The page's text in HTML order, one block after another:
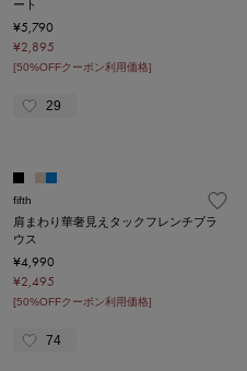
ート
¥5,790
¥2,895
[50%OFFクーポン利用価格]
29
fifth
肩まわり華奢見えタックフレンチブラ
ウス
¥4,990
¥2,495
[50%OFFクーポン利用価格]
74